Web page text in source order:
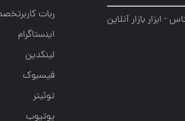
- ابزار بازار آنلاین
ربات
اینستاگرام
لینکدین
فیسبوک
توئیتر
یوتیوب